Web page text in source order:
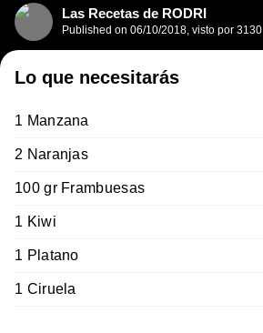
Las Recetas de RODRI
Published on 06/10/2018 visto por 3130
Lo que necesitarás
1 Manzana
2 Naranjas
100 gr Frambuesas
1 Kiwi
1 Platano
1 Ciruela